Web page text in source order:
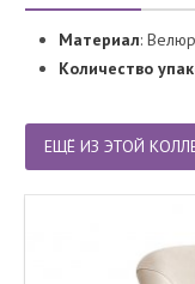
Материал:
Количество
ЕЩЁ ИЗ ЭТОЙ